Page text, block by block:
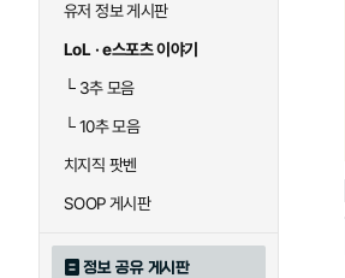
유저 정보 게시판
LoL · e스포츠 이야기
└3추 모음
└10추 모음
치지직 팟벤
SOOP 게시판
정보 공유 게시판